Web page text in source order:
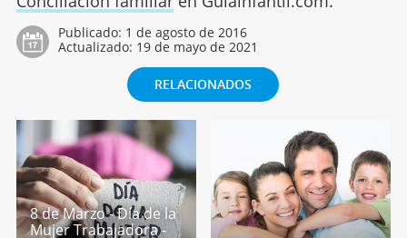
Publicado: 1 de agosto de 2016
Actualizado: 19 de mayo de 2021
RELACIONADOS
8 de Marzo - Día de la
Mujer Trabajadora -